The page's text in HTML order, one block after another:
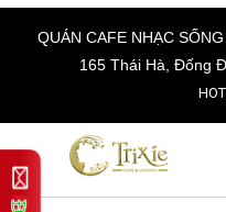
QUÁN CAFE NHẠC SỐNG
165 Thái Hà, Đống